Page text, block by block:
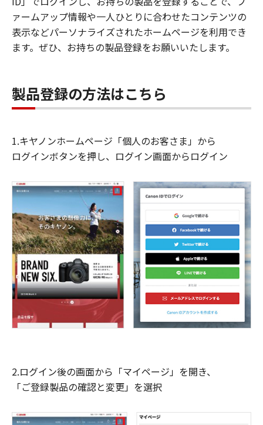
ァームアップ情報や一人ひとりに合わせたコンテンツの
表示などパーソナライズされたホームページを利用でき
ます。ぜひ、お持ちの製品登録をお願いいたします。
製品登録の方法はこちら
1.キヤノンホームページ「個人のお客さま」から
ログインボタンを押し、ログイン画面からログイン
2.ログイン後の画面から「マイページ」を開き、
「ご登録製品の確認と変更」を選択